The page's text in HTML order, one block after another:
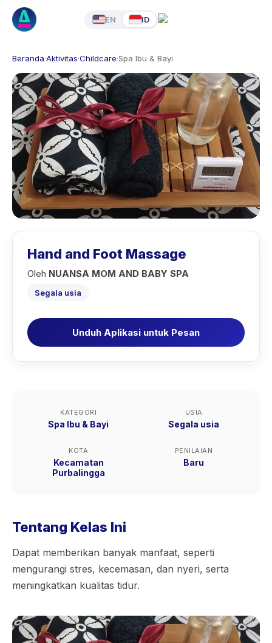
EN ID
Beranda·Aktivitas·Childcare·Spa Ibu & Bayi
Hand and Foot Massage
Oleh NUANSA MOM AND BABY SPA
Segala usia
Unduh Aplikasi untuk Pesan
KATEGORI
Spa Ibu & Bayi
USIA
Segala usia
KOTA
Kecamatan
Purbalingga
PENILAIAN
Baru
Tentang Kelas Ini
Dapat memberikan banyak manfaat, seperti
mengurangi stres, kecemasan, dan nyeri, serta
meningkatkan kualitas tidur.